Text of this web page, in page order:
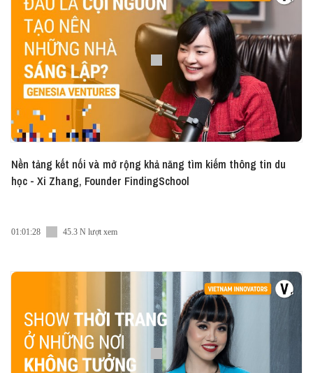
Nền tảng kết nối và mở rộng khả năng tìm kiếm thông tin du
học - Xi Zhang, Founder FindingSchool
01:01:28 45.3 N lượt xem